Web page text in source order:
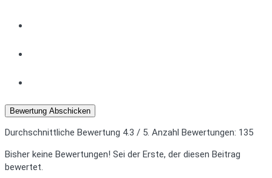
Bewertung Abschicken
Durchschnittliche Bewertung 4.3 / 5. Anzahl Bewertungen: 135
Bisher keine Bewertungen! Sei der Erste, der diesen Beitrag
bewertet.